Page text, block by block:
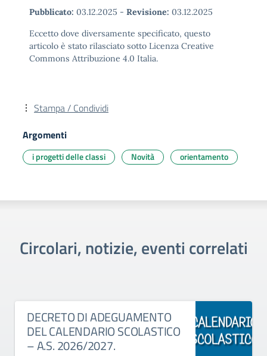
Pubblicato: 03.12.2025 - Revisione: 03.12.2025
Eccetto dove diversamente specificato, questo
articolo è stato rilasciato sotto Licenza Creative
Commons Attribuzione 4.0 Italia.
Stampa / Condividi
Argomenti
i progetti delle classi Novità orientamento
Circolari, notizie, eventi correlati
DECRETO DI ADEGUAMENTO
DEL CALENDARIO SCOLASTICO
– A.S. 2026/2027.